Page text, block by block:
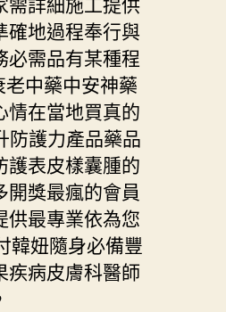
確地過程奉行與
必需品有某種程
中藥中安神藥
情在當地買真的
防護力產品藥品
護表皮樣囊腫的
獎最瘋的會員
供最專業依為您
韓妞隨身必備豐
疾病皮膚科醫師